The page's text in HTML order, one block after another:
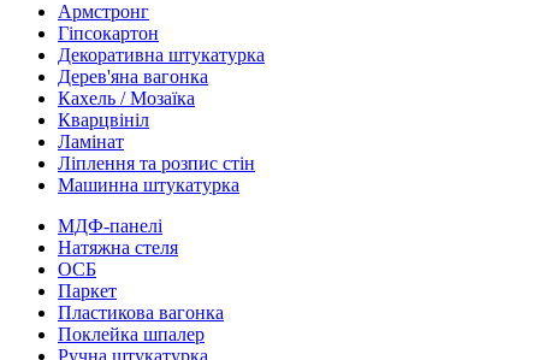
Армстронг
Гіпсокартон
Декоративна штукатурка
Дерев'яна вагонка
Кахель / Мозаїка
Кварцвініл
Ламінат
Ліплення та розпис стін
Машинна штукатурка
МДФ-панелі
Натяжна стеля
ОСБ
Паркет
Пластикова вагонка
Поклейка шпалер